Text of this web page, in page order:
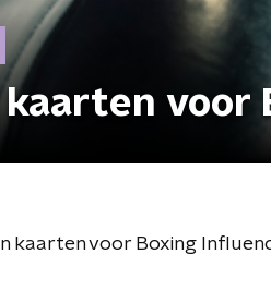
voor
kaarten voor Boxing